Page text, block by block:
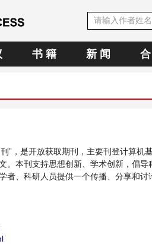
书 籍 新 闻
”，是开放获取期刊，主要刊登计算机
。本刊支持思想创新、学术创新，倡导
、科研人员提供一个传播、分享和讨